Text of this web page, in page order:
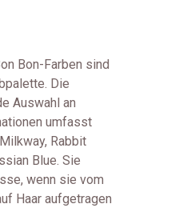
Bon-Farben sind
Die
Auswahl an
umfasst
Rabbit
Blue. Sie
wenn sie vom
Haar aufgetragen